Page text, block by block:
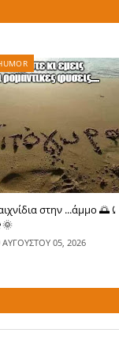
στην ...άμμο 🌅⤹
ΑΥΓΟΥΣΤΟΥ 05, 2026